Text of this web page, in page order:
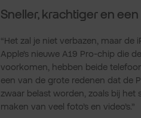
Sneller, krachtiger en
“Het zal je niet verbazen, maar
Apple’s nieuwe A19 Pro-chip die
voorkomen, hebben beide
een van de grote redenen dat de
zwaar belast worden, zoals bij
maken van veel foto’s en video’s.”